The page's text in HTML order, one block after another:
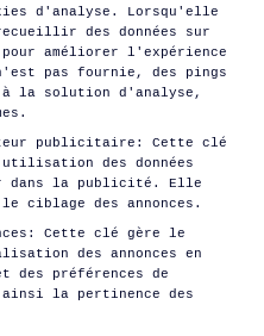
d'analyse. Lorsqu'elle
des données sur
améliorer l'expérience
pas fournie, des pings
à la solution d'analyse,
publicitaire :
Cette clé
des données
la publicité. Elle
des annonces.
:
Cette clé gère le
des annonces en
des préférences de
la pertinence des